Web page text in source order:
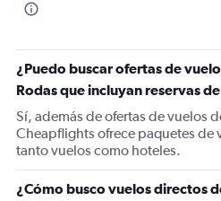
¿Puedo buscar ofertas de
Rodas que incluyan reservas
Sí, además de ofertas de vuelos
Cheapflights ofrece paquetes de
tanto vuelos como hoteles.
¿Cómo busco vuelos directos